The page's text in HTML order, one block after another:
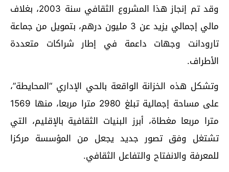
وقد تم إنجاز هذا المشروع الثقافي سنة 2003، بغلاف
مالي إجمالي يزيد عن 3 مليون درهم، بتمويل من جماعة
تارودانت وجهات داعمة في إطار شراكات متعددة
الأطراف.
وتشكل هذه الخزانة الواقعة بالحي الإداري “المحايطة”،
على مساحة إجمالية تبلغ 2980 مترا مربعا، منها 1569
مترا مربعا مغطاة، أبرز البنيات الثقافية بالإقليم، التي
تشتغل وفق تصور جديد يجعل من المؤسسة مركزا
للمعرفة والانفتاح والتفاعل الثقافي.